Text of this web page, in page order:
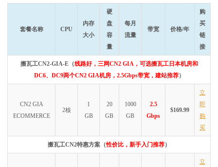
套餐名称 CPU
内存
大小
硬
盘
容
量
每月
流量
带宽 价格/年
购
买
链
接
搬瓦工CN2-GIA-E（线路好，三网CN2 GIA，可选搬瓦工日本机房和
DC6、DC9两个CN2 GIA机房，2.5Gbps带宽，建站推荐）
CN2 GIA
ECOMMERCE
2核
1
GB
20
GB
1000
GB
2.5
Gbps
$169.99
立
即
购
买
搬瓦工CN2特惠方案（性价比，新手入门推荐）
立